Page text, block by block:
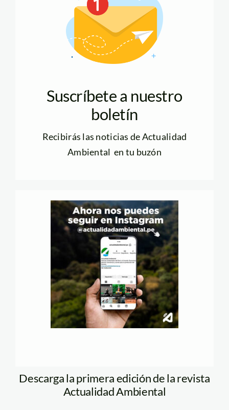
Suscríbete a nuestro
boletín
Recibirás las noticias de Actualidad
Ambiental en tu buzón
Descarga la primera edición de la revista
Actualidad Ambiental